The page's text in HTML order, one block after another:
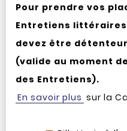
Pour prendre vos
Entretiens littéraires
devez être
(valide au moment
des Entretiens).
En savoir plus sur la